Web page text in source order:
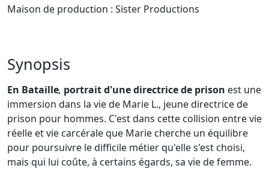
Maison de production : Sister Productions
Synopsis
En Bataille, portrait d'une directrice de prison est une
immersion dans la vie de Marie L., jeune directrice de
prison pour hommes. C'est dans cette collision entre vie
réelle et vie carcérale que Marie cherche un équilibre
pour poursuivre le difficile métier qu'elle s'est choisi,
mais qui lui coûte, à certains égards, sa vie de femme.